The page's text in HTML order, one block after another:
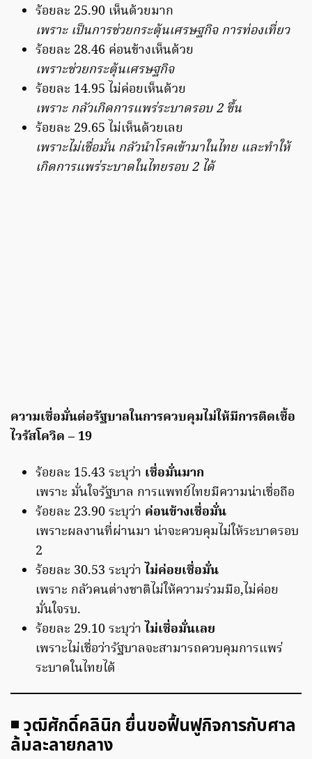
ร้อยละ 25.90 เห็นด้วยมาก
เพราะ เป็นการช่วยกระตุ้นเศรษฐกิจ การท่องเที่ยว
ร้อยละ 28.46 ค่อนข้างเห็นด้วย
เพราะช่วยกระตุ้นเศรษฐกิจ
ร้อยละ 14.95 ไม่ค่อยเห็นด้วย
เพราะ กลัวเกิดการแพร่ระบาดรอบ 2 ขึ้น
ร้อยละ 29.65 ไม่เห็นด้วยเลย
เพราะไม่เชื่อมั่น กลัวนำโรคเข้ามาในไทย และทำให้
เกิดการแพร่ระบาดในไทยรอบ 2 ได้
ความเชื่อมั่นต่อรัฐบาลในการควบคุมไม่ให้มีการติดเชื้อ
ไวรัสโควิด – 19
ร้อยละ 15.43 ระบุว่า เชื่อมั่นมาก
เพราะ มั่นใจรัฐบาล การแพทย์ไทยมีความน่าเชื่อถือ
ร้อยละ 23.90 ระบุว่า ค่อนข้างเชื่อมั่น
เพราะผลงานที่ผ่านมา น่าจะควบคุมไม่ให้ระบาดรอบ
2
ร้อยละ 30.53 ระบุว่า ไม่ค่อยเชื่อมั่น
เพราะ กลัวคนต่างชาติไม่ให้ความร่วมมือ,ไม่ค่อย
มั่นใจรบ.
ร้อยละ 29.10 ระบุว่า ไม่เชื่อมั่นเลย
เพราะไม่เชื่อว่ารัฐบาลจะสามารถควบคุมการแพร่
ระบาดในไทยได้
◾ วุฒิศักดิ์คลินิก ยื่นขอฟื้นฟูกิจการกับศาล
ล้มละลายกลาง